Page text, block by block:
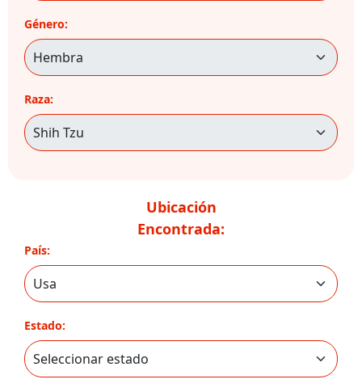
Género:
Raza:
Ubicación
Encontrada:
País:
Estado: